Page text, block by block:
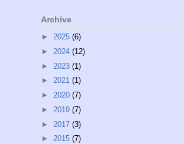
Archive
► 2025 (6)
► 2024 (12)
► 2023 (1)
► 2021 (1)
► 2020 (7)
► 2019 (7)
► 2017 (3)
► 2015 (7)